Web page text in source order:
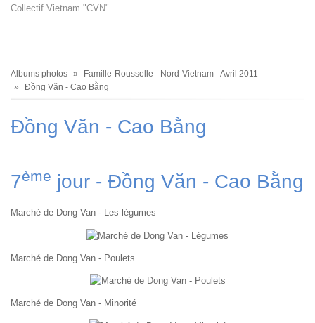
Collectif Vietnam "CVN"
Fil
d'Ariane
Albums photos
Famille-Rousselle - Nord-Vietnam - Avril 2011
Đồng Văn - Cao Bằng
Đồng Văn - Cao Bằng
7ème jour - Đồng Văn - Cao Bằng
Marché de Dong Van - Les légumes
Marché de Dong Van - Poulets
Marché de Dong Van - Minorité